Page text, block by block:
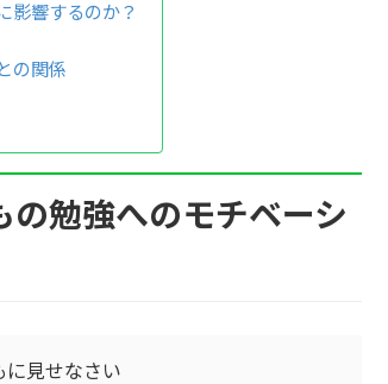
影響するのか？
の関係
勉強へのモチベーシ
に見せなさい